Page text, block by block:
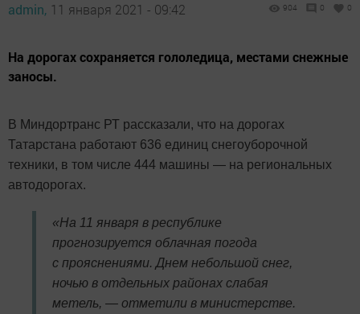
admin, 11 января 2021 - 09:42 904 0 0
На дорогах сохраняется гололедица, местами снежные
заносы.
В Миндортранс РТ рассказали, что на дорогах
Татарстана работают 636 единиц снегоуборочной
техники, в том числе 444 машины — на региональных
автодорогах.
«На 11 января в республике
прогнозируется облачная погода
с прояснениями. Днем небольшой снег,
ночью в отдельных районах слабая
метель, — отметили в министерстве.